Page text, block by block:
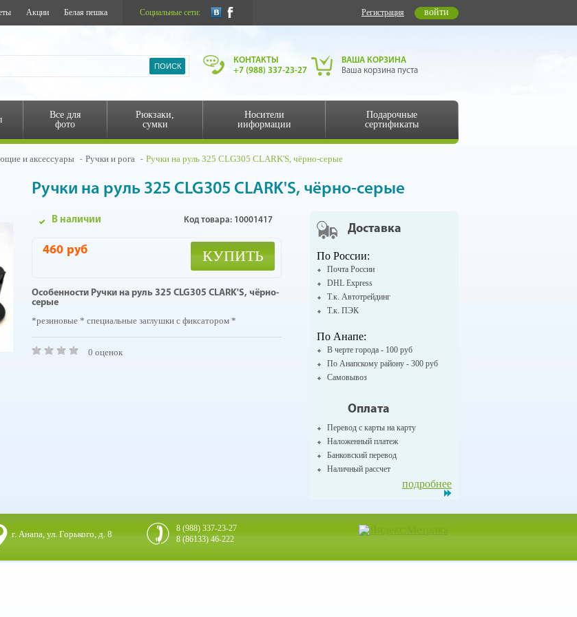
Акции Белая пешка Социальные сети: Регистрация войти
КОНТАКТЫ
+7 (988) 337-23-27
ВАША КОРЗИНА
Ваша корзина пуста
Все для
фото
Рюкзаки,
сумки
Носители
информации
Подарочные
сертификаты
и аксессуары Ручки и рога Ручки на руль 325 СLG305 CLARK'S, чёрно-серые
Ручки на руль 325 СLG305 CLARK'S, чёрно-серые
В наличии Код товара: 10001417
460 руб КУПИТЬ
Особенности Ручки на руль 325 СLG305 CLARK'S, чёрно-
серые
*резиновые * специальные заглушки с фиксатором *
0 оценок
Доставка
По России:
Почта России
DHL Express
Т.к. Автотрейдинг
Т.к. ПЭК
По Анапе:
В черте города - 100 руб
По Анапскому району - 300 руб
Самовывоз
Оплата
Перевод с карты на карту
Наложенный платеж
Банковский перевод
Наличный рассчет
подробнее
г. Анапа, ул. Горького, д. 8
8 (988) 337-23-27
8 (86133) 46-222